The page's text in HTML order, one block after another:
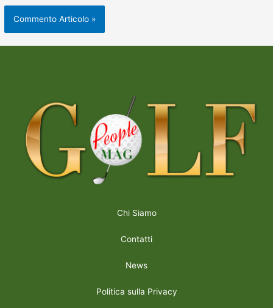
Chi Siamo
Contatti
News
Politica sulla Privacy